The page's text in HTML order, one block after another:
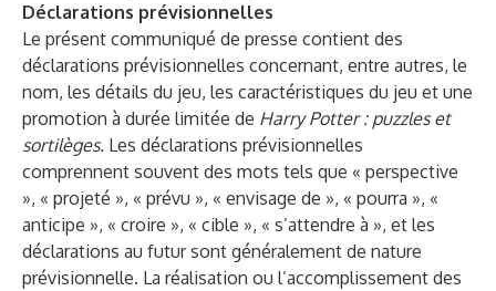
Déclarations prévisionnelles
Le présent communiqué de presse contient des
déclarations prévisionnelles concernant, entre autres, le
nom, les détails du jeu, les caractéristiques du jeu et une
promotion à durée limitée de Harry Potter : puzzles et
sortilèges. Les déclarations prévisionnelles
comprennent souvent des mots tels que « perspective
», « projeté », « prévu », « envisage de », « pourra », «
anticipe », « croire », « cible », « s’attendre à », et les
déclarations au futur sont généralement de nature
prévisionnelle. La réalisation ou l’accomplissement des